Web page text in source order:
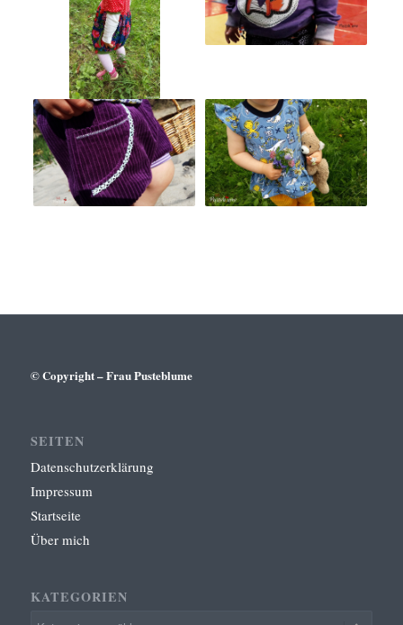
© Copyright – Frau Pusteblume
SEITEN
Datenschutzerklärung
Impressum
Startseite
Über mich
KATEGORIEN